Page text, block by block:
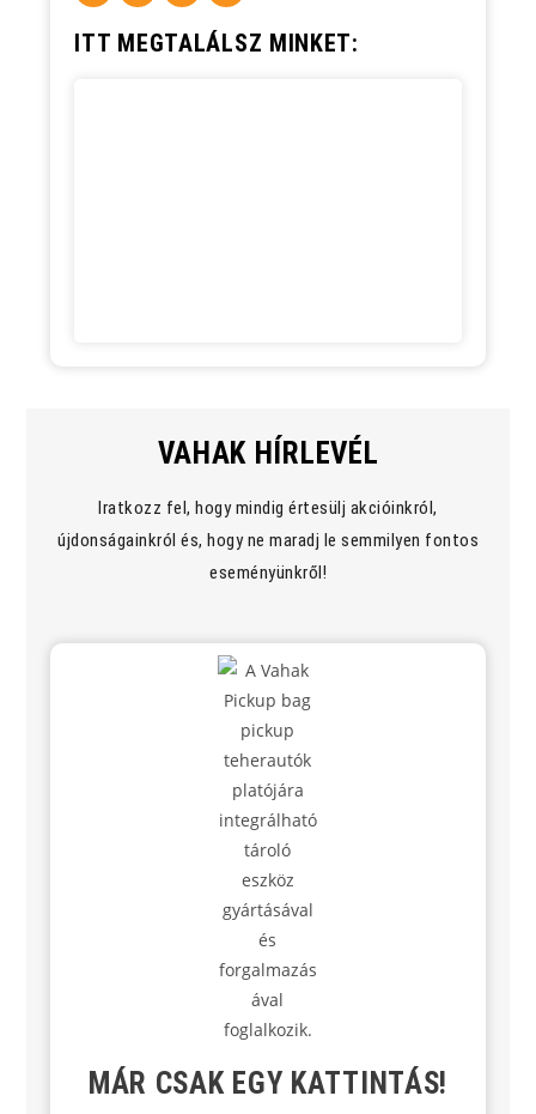
ITT MEGTALÁLSZ MINKET:
VAHAK HÍRLEVÉL
Iratkozz fel, hogy mindig értesülj akcióinkról,
újdonságainkról és, hogy ne maradj le semmilyen fontos
eseményünkről!
MÁR CSAK EGY KATTINTÁS!